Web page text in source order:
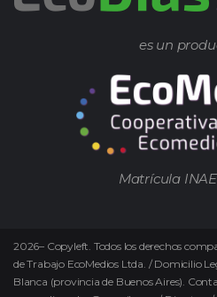
es un
Matrícula
2026– Copyleft. Todos los derechos
de Trabajo EcoMedios Ltda. / Domicilio
Blanca (provincia de Buenos Aires).